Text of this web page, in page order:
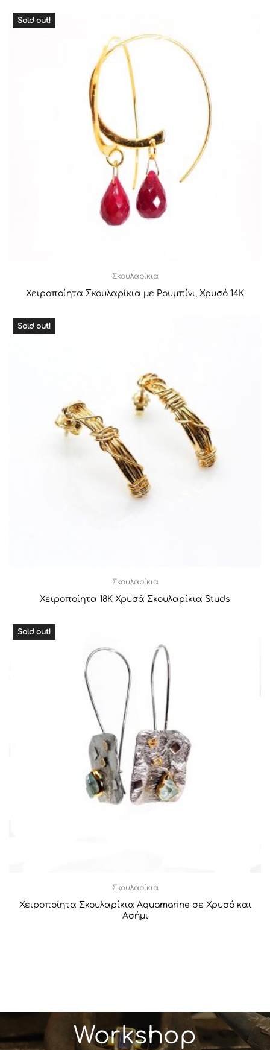
Sold out!
Σκουλαρίκια
Χειροποίητα Σκουλαρίκια με Ρουμπίνι, Χρυσό 14Κ
Sold out!
Σκουλαρίκια
Χειροποίητα 18Κ Χρυσά Σκουλαρίκια Studs
Sold out!
Σκουλαρίκια
Χειροποίητα Σκουλαρίκια Aquamarine σε Χρυσό και
Ασήμι
Workshop